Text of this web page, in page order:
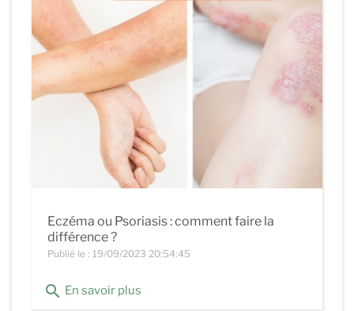
Eczéma ou Psoriasis : comment faire la
différence ?
Publié le : 19/09/2023 20:54:45
search En savoir plus